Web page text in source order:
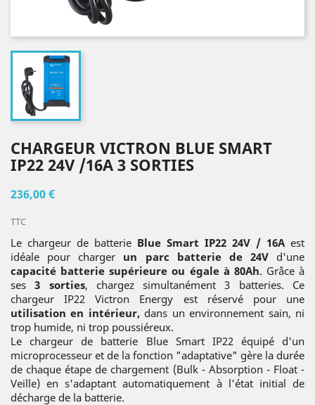
CHARGEUR VICTRON BLUE SMART
IP22 24V /16A 3 SORTIES
236,00 €
TTC
Le chargeur de batterie Blue Smart IP22 24V / 16Aest
idéale pour charger un parc batterie de 24Vd'une
capacité batterie supérieure ou égale à 80Ah. Grâce à
ses3 sorties, chargez simultanément 3 batteries. Ce
chargeur IP22 Victron Energy est réservé pour une
utilisation en intérieur,dans un environnement sain, ni
trop humide, ni trop poussiéreux.
Le chargeur de batterie Blue Smart IP22 équipé d'un
microprocesseur et de la fonction "adaptative" gère la durée
de chaque étape de chargement (Bulk - Absorption - Float -
Veille) en s'adaptant automatiquement à l'état initial de
décharge de la batterie.